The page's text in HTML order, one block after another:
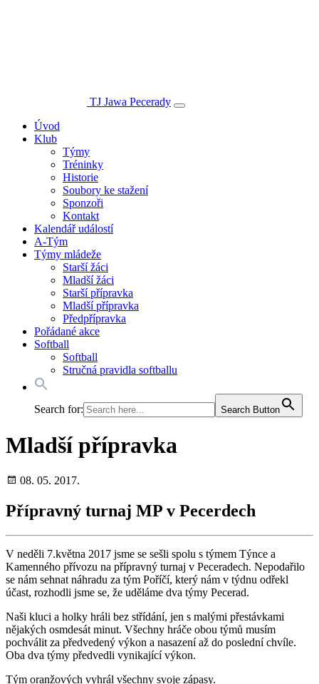
TJ Jawa Pecerady
Úvod
Klub
Týmy
Tréninky
Historie
Soubory ke stažení
Sponzoři
Kontakt
Kalendář událostí
A-Tým
Týmy mládeže
Starší žáci
Mladší žáci
Starší přípravka
Mladší přípravka
Předpřípravka
Pořádané akce
Softball
Softball
Stručná pravidla softballu
Search for: Search Button
Mladší přípravka
08. 05. 2017.
Přípravný turnaj MP v Pecerdech
V neděli 7.května 2017 jsme se sešli spolu s týmem Týnce a
Kamenného přívozu na přípravný turnaj v Peceradech. Nepodařilo
se nám sehnat náhradu za tým Poříčí, který nám v týdnu odřekl
účast, rozhodli jsme se, že uděláme dva týmy Pecerad.
Naši kluci a holky hráli bez střídání, jen s malými přestávkami
nějakých osmdesát minut. Všechny hráče obou týmů musím
pochválit za předvedený výkon a nasazení až do poslední chvíle.
Oba dva týmy předvedli vynikající výkon.
Tým oranžových vyhrál všechny svoje zápasy.